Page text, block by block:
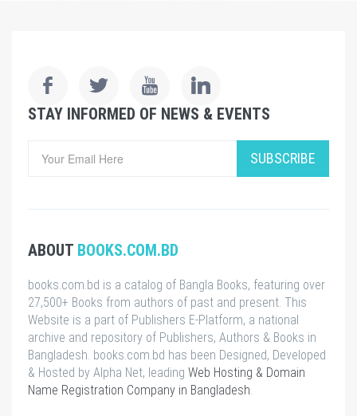
STAY INFORMED OF NEWS & EVENTS
SUBSCRIBE
ABOUT BOOKS.COM.BD
books.com.bd is a catalog of Bangla Books, featuring over
27,500+ Books from authors of past and present. This
Website is a part of Publishers E-Platform, a national
archive and repository of Publishers, Authors & Books in
Bangladesh. books.com.bd has been Designed, Developed
& Hosted by Alpha Net, leading Web Hosting & Domain
Name Registration Company in Bangladesh.